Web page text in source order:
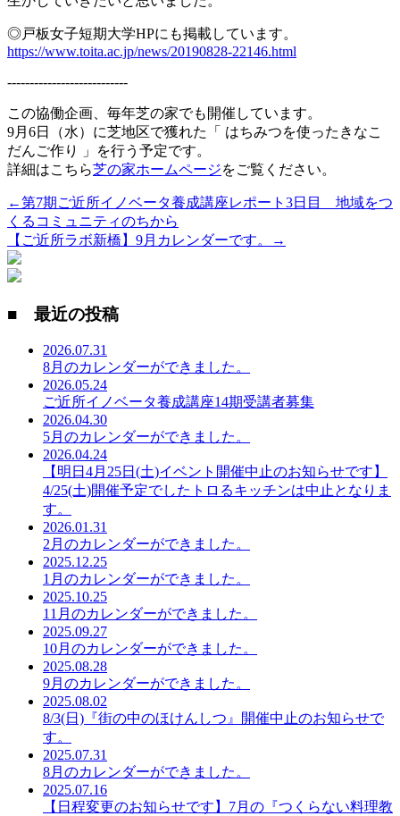
◎戸板女子短期大学HPにも掲載しています。
https://www.toita.ac.jp/news/20190828-22146.html
---------------------------
この協働企画、毎年芝の家でも開催しています。
9月6日（水）に芝地区で獲れた「 はちみつを使ったきなこ
だんご作り 」を行う予定です。
詳細はこちら芝の家ホームページをご覧ください。
←第7期ご近所イノベータ養成講座レポート3日目 地域をつ
くるコミュニティのちから
【ご近所ラボ新橋】9月カレンダーです。→
■ 最近の投稿
2026.07.31
8月のカレンダーができました。
2026.05.24
ご近所イノベータ養成講座14期受講者募集
2026.04.30
5月のカレンダーができました。
2026.04.24
【明日4月25日(土)イベント開催中止のお知らせです】
4/25(土)開催予定でしたトロるキッチンは中止となりま
す。
2026.01.31
2月のカレンダーができました。
2025.12.25
1月のカレンダーができました。
2025.10.25
11月のカレンダーができました。
2025.09.27
10月のカレンダーができました。
2025.08.28
9月のカレンダーができました。
2025.08.02
8/3(日)『街の中のほけんしつ』開催中止のお知らせで
す。
2025.07.31
8月のカレンダーができました。
2025.07.16
【日程変更のお知らせです】7月の『つくらない料理教